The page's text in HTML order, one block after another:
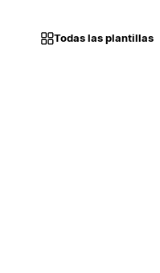
Todas las plantillas